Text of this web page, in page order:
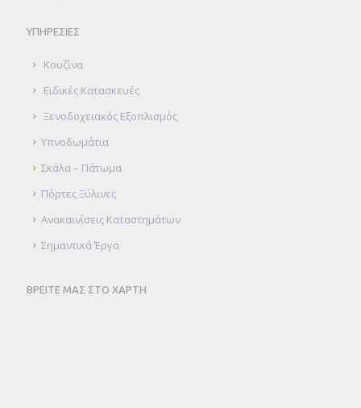
ΥΠΗΡΕΣΙΕΣ
Κουζίνα
Ειδικές Κατασκευές
Ξενοδοχειακός Εξοπλισμός
Υπνοδωμάτια
Σκάλα – Πάτωμα
Πόρτες Ξύλινες
Ανακαινίσεις Καταστημάτων
Σημαντικά Έργα
ΒΡΕΙΤΕ ΜΑΣ ΣΤΟ ΧΑΡΤΗ